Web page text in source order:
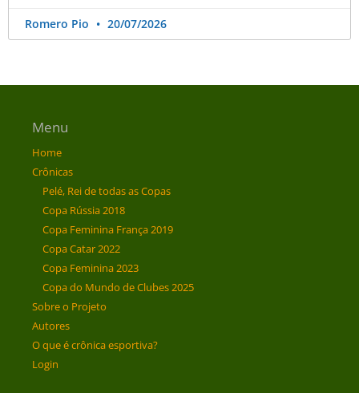
Romero Pio 20/07/2026
Menu
Home
Crônicas
Pelé, Rei de todas as Copas
Copa Rússia 2018
Copa Feminina França 2019
Copa Catar 2022
Copa Feminina 2023
Copa do Mundo de Clubes 2025
Sobre o Projeto
Autores
O que é crônica esportiva?
Login